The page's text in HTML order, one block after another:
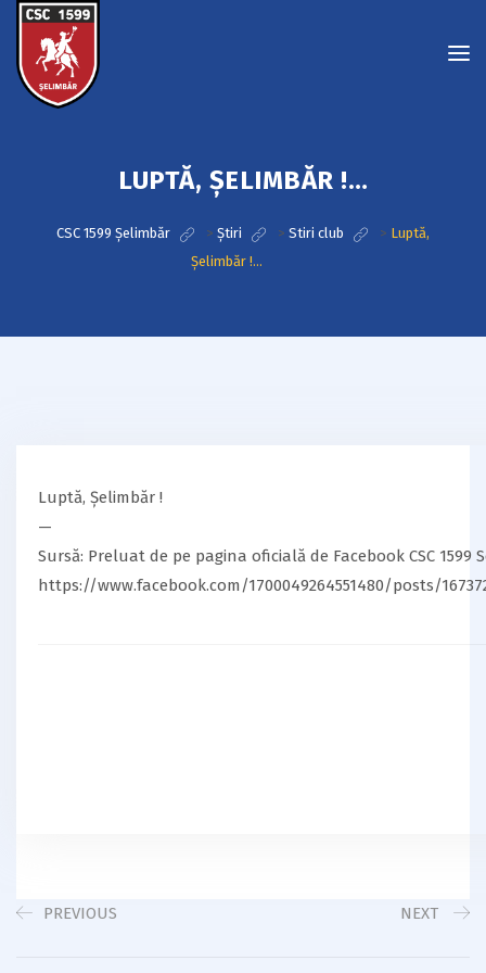
LUPTĂ, ȘELIMBĂR !…
CSC 1599 Șelimbăr > Știri > Stiri club > Luptă,
Șelimbăr !…
Luptă, Șelimbăr !
—
Sursă: Preluat de pe pagina oficială de Facebook CSC 1599
https://www.facebook.com/1700049264551480/posts/
PREVIOUS NEXT